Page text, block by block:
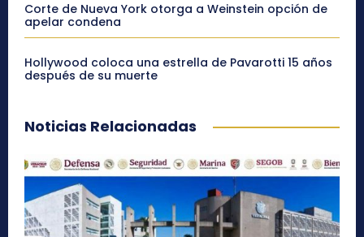
Corte de Nueva York otorga a Weinstein opción de
apelar condena
Hollywood coloca una estrella de Pavarotti 15 años
después de su muerte
Noticias Relacionadas